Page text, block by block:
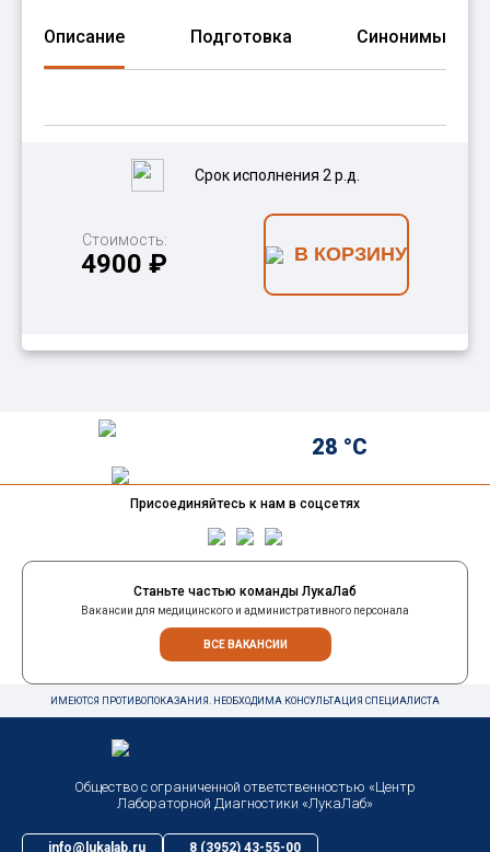
Описание Подготовка Синонимы
Срок исполнения 2 р.д.
Стоимость:
4900 ₽ В КОРЗИНУ
Присоединяйтесь к нам в соцсетях
28 °C
Станьте частью команды ЛукаЛаб
Вакансии для медицинского и административного персонала
ВСЕ ВАКАНСИИ
ИМЕЮТСЯ ПРОТИВОПОКАЗАНИЯ. НЕОБХОДИМА КОНСУЛЬТАЦИЯ СПЕЦИАЛИСТА
Общество с ограниченной ответственностью «Центр
Лабораторной Диагностики «ЛукаЛаб»
info@lukalab.ru 8 (3952) 43-55-00